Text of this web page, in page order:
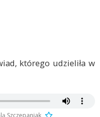
którego udzieliła w
Szczepaniak